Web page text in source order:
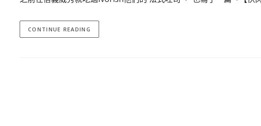
CONTINUE READING